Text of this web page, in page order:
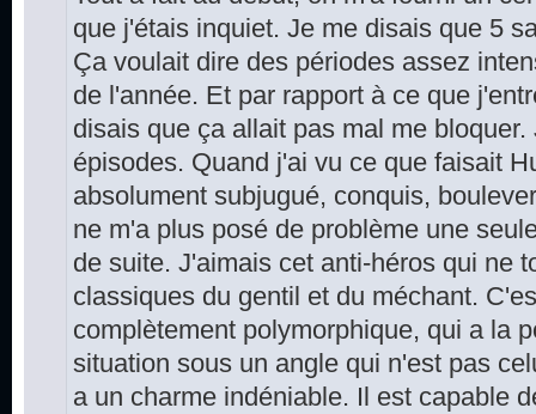
que j'étais inquiet. Je me disais que 5
Ça voulait dire des périodes assez
de l'année. Et par rapport à ce que
disais que ça allait pas mal me
épisodes. Quand j'ai vu ce que faisait
absolument subjugué, conquis,
ne m'a plus posé de problème une
de suite. J'aimais cet anti-héros qui ne
classiques du gentil et du méchant.
complètement polymorphique, qui a la
situation sous un angle qui n'est pas
a un charme indéniable. Il est capable